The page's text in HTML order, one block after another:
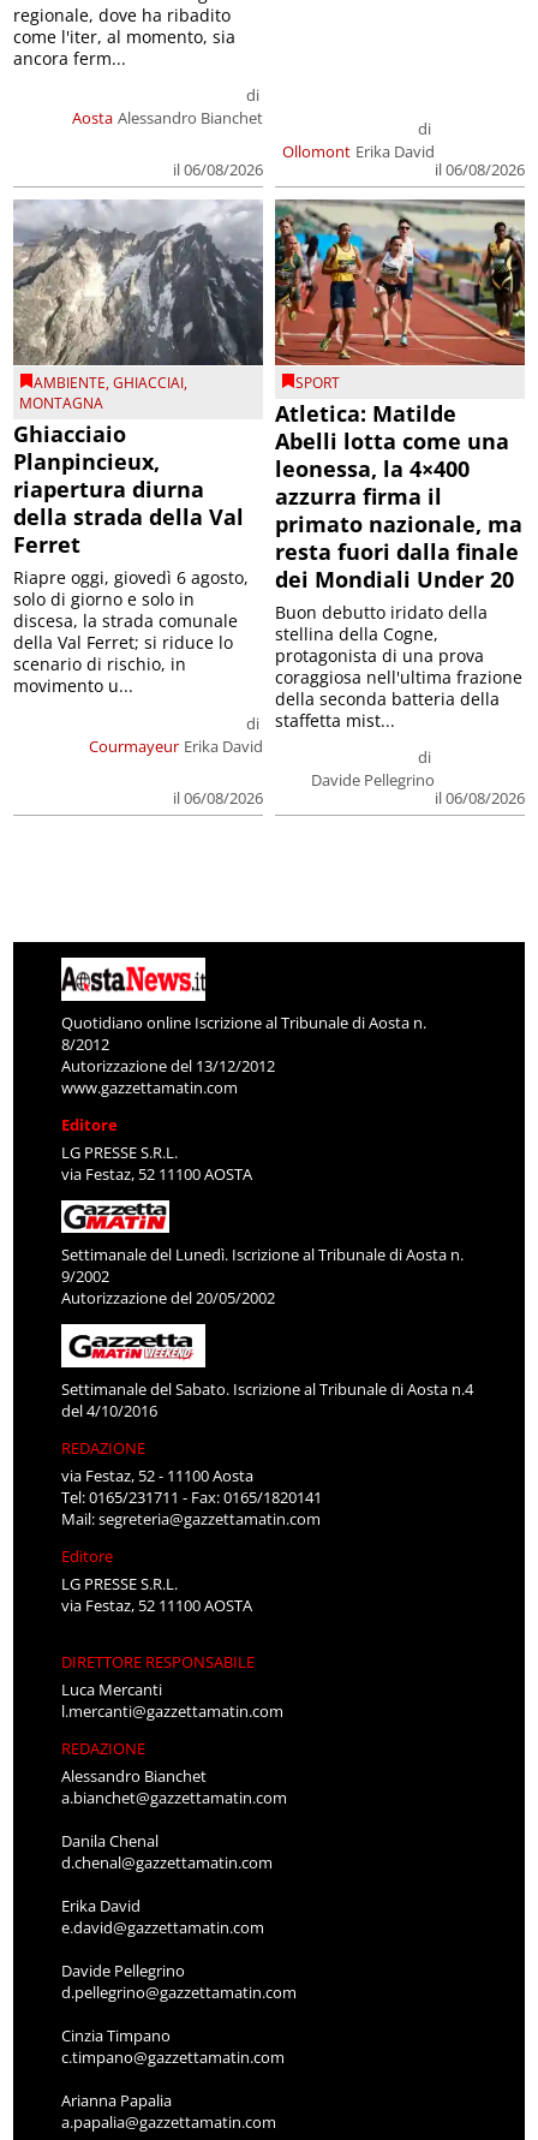
Aosta
di
Alessandro Bianchet
il 06/08/2026
regionale, dove ha ribadito
come l'iter, al momento, sia
ancora ferm...
Ollomont
di
Erika David
il 06/08/2026
AMBIENTE,GHIACCIAI,
MONTAGNA
Ghiacciaio
Planpincieux,
riapertura diurna
della strada della Val
Ferret
Courmayeur
di
Erika David
il 06/08/2026
Riapre oggi, giovedì 6 agosto,
solo di giorno e solo in
discesa, la strada comunale
della Val Ferret; si riduce lo
scenario di rischio, in
movimento u...
SPORT
Atletica: Matilde
Abelli lotta come una
leonessa, la 4×400
azzurra firma il
primato nazionale, ma
resta fuori dalla finale
dei Mondiali Under 20
di
Davide Pellegrino
il 06/08/2026
Buon debutto iridato della
stellina della Cogne,
protagonista di una prova
coraggiosa nell'ultima frazione
della seconda batteria della
staffetta mist...
Quotidiano online Iscrizione al Tribunale di Aosta n.
8/2012
Autorizzazione del 13/12/2012
www.gazzettamatin.com
Editore
LG PRESSE S.R.L.
via Festaz, 52 11100 AOSTA
Settimanale del Lunedì. Iscrizione al Tribunale di Aosta n.
9/2002
Autorizzazione del 20/05/2002
Settimanale del Sabato. Iscrizione al Tribunale di Aosta n.4
del 4/10/2016
REDAZIONE
via Festaz, 52 - 11100 Aosta
Tel: 0165/231711 - Fax: 0165/1820141
Mail:segreteria@gazzettamatin.com
Editore
LG PRESSE S.R.L.
via Festaz, 52 11100 AOSTA
DIRETTORE RESPONSABILE
Luca Mercanti
l.mercanti@gazzettamatin.com
REDAZIONE
Alessandro Bianchet
a.bianchet@gazzettamatin.com
Danila Chenal
d.chenal@gazzettamatin.com
Erika David
e.david@gazzettamatin.com
Davide Pellegrino
d.pellegrino@gazzettamatin.com
Cinzia Timpano
c.timpano@gazzettamatin.com
Arianna Papalia
a.papalia@gazzettamatin.com